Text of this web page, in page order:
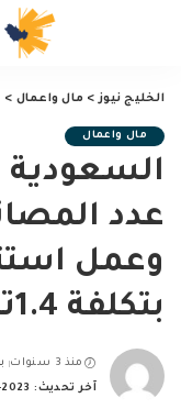
الخليج نيوز> مال واعمال >
مال واعمال
السعودية
وعمل
بتكلفة 1.4تريليون ريال
منذ 3 سنوات
آخر تحديث: 2023-02-08